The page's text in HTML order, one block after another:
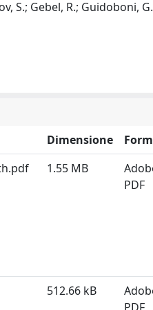
S.; Gebel, R.; Guidoboni,
Dimensione
1.55 MB
PDF
512.66 kB